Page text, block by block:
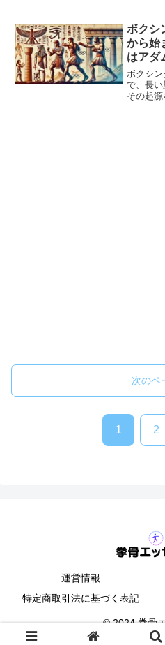
イセン
サー」
社会的
ボクシ
から始
はアダ
ボクシン
で、長い
その起
ア、ロ
り、単
次のペ
1 2
運営情報
特定商取引法に基づく表記
© 2024 拳骨